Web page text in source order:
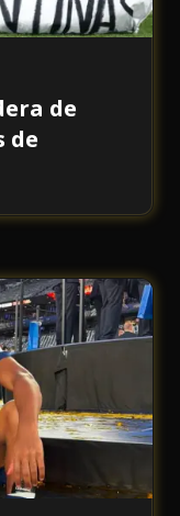
de
de